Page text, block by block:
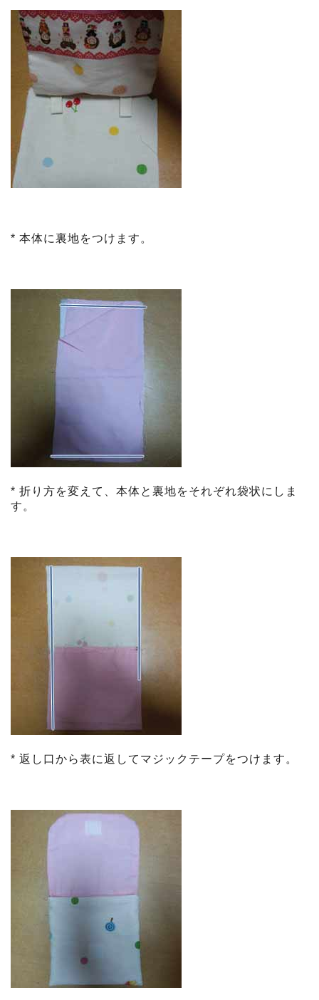
* 本体に裏地をつけます。
* 折り方を変えて、本体と裏地をそれぞれ袋状にしま
す。
* 返し口から表に返してマジックテープをつけます。